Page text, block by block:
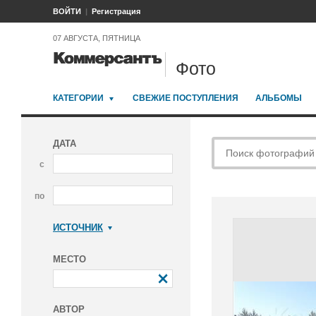
ВОЙТИ Регистрация
07 АВГУСТА, ПЯТНИЦА
Фото
КАТЕГОРИИ СВЕЖИЕ ПОСТУПЛЕНИЯ АЛЬБОМЫ
ДАТА
с
по
ИСТОЧНИК
МЕСТО
АВТОР